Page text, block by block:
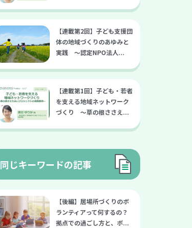
【連載第2回】子ども支援団
体の地域づくりのあゆみと
実践 〜認定NPO法人...
【連載第1回】子ども・若者
を支える地域ネットワーク
づくり ～草の根ささえ...
同じキーワードの記事
【後編】居場所づくりのボ
ランティアって何するの？
拠点での過ごし方と、ボ...